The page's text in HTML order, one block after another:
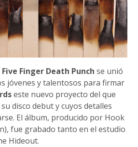
Five Finger Death Punch se unió
jóvenes y talentosos para firmar
este nuevo proyecto del que
disco debut y cuyos detalles
El álbum, producido por Hook
fue grabado tanto en el estudio
Hideout.